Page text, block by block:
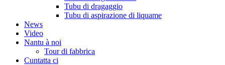
Tubu di dragaggio
Tubu di aspirazione di liquame
News
Video
Nantu à noi
Tour di fabbrica
Cuntatta ci